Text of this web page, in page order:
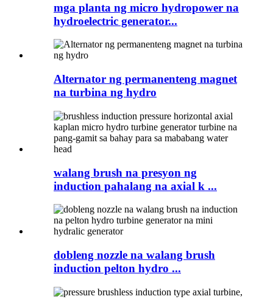
mga planta ng micro hydropower na
hydroelectric generator...
Alternator ng permanenteng magnet
na turbina ng hydro
walang brush na presyon ng
induction pahalang na axial k ...
dobleng nozzle na walang brush
induction pelton hydro ...